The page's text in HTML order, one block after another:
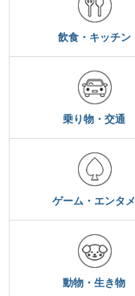
飲食・キッチン
乗り物・交通
ゲーム・エンタメ
動物・生き物